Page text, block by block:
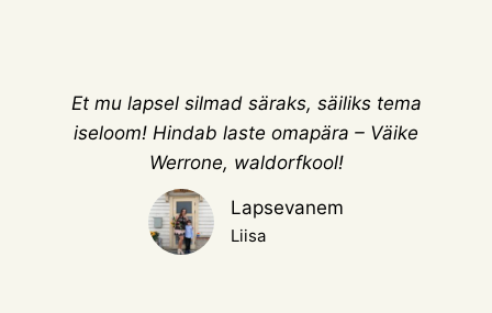
Et mu lapsel silmad säraks, säiliks tema
iseloom! Hindab laste omapära – Väike
Werrone, waldorfkool!
Lapsevanem
Liisa